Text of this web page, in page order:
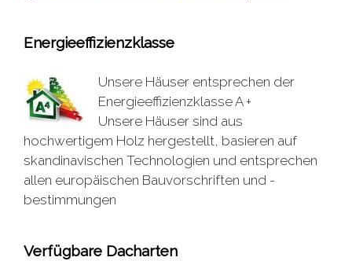
Energieeffizienzklasse
Unsere Häuser entsprechen der
Energieeffizienzklasse A +
Unsere Häuser sind aus
hochwertigem Holz hergestellt, basieren auf
skandinavischen Technologien und entsprechen
allen europäischen Bauvorschriften und -
bestimmungen
Verfügbare Dacharten